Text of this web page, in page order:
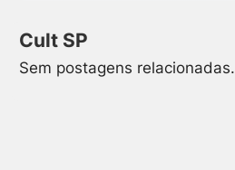
Cult SP
Sem postagens relacionadas.